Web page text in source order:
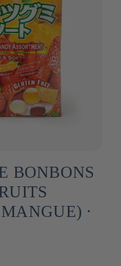
BONBONS
⋅